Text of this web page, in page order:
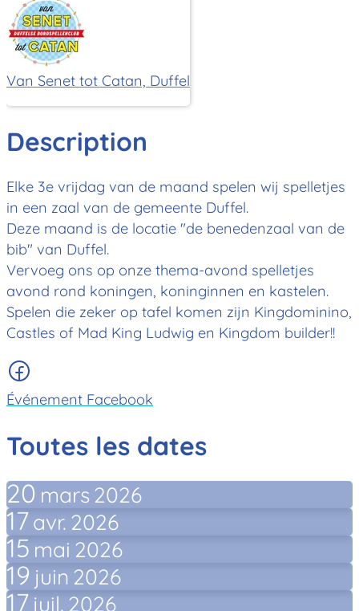
Van Senet tot Catan, Duffel
Description
Elke 3e vrijdag van de maand spelen wij spelletjes
in een zaal van de gemeente Duffel.
Deze maand is de locatie "de benedenzaal van de
bib" van Duffel.
Vervoeg ons op onze thema-avond spelletjes
avond rond koningen, koninginnen en kastelen.
Spelen die zeker op tafel komen zijn Kingdominino,
Castles of Mad King Ludwig en Kingdom builder!!
Événement Facebook
Toutes les dates
20 mars 2026
17avr. 2026
15 mai 2026
19 juin 2026
17 juil. 2026